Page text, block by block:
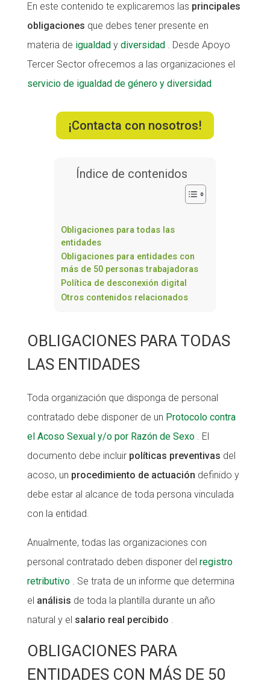
En este contenido te explicaremos las principales
obligaciones que debes tener presente en
materia de igualdady diversidad. Desde Apoyo
Tercer Sector ofrecemos a las organizaciones el
servicio de igualdad de género y diversidad
¡Contacta con nosotros!
Índice de contenidos
Obligaciones para todas las
entidades
Obligaciones para entidades con
más de 50 personas trabajadoras
Política de desconexión digital
Otros contenidos relacionados
OBLIGACIONES PARA TODAS
LAS ENTIDADES
Toda organización que disponga de personal
contratado debe disponer de un Protocolo contra
el Acoso Sexual y/o por Razón de Sexo. El
documento debe incluir políticas preventivas del
acoso, un procedimiento de actuación definido y
debe estar al alcance de toda persona vinculada
con la entidad.
Anualmente, todas las organizaciones con
personal contratado deben disponer del registro
retributivo. Se trata de un informe que determina
el análisis de toda la plantilla durante un año
natural y el salario real percibido .
OBLIGACIONES PARA
ENTIDADES CON MÁS DE 50
Treballa amb nosaltres
Treballa amb nosaltres